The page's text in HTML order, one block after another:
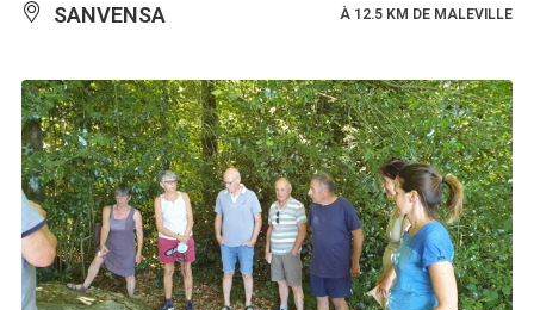
SANVENSA À 12.5 KM DE MALEVILLE